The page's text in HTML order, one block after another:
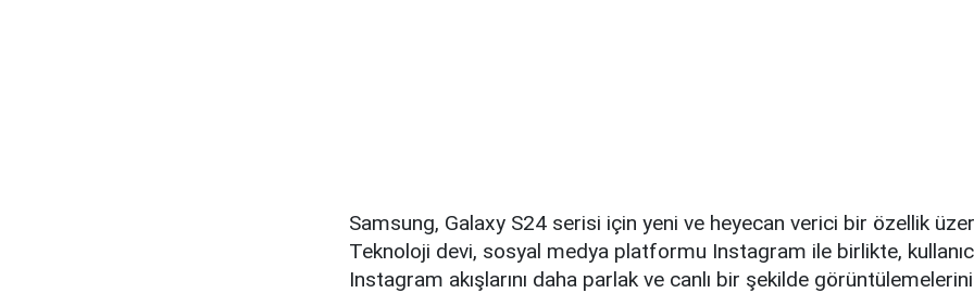
Samsung, Galaxy S24 serisi için yeni ve heyecan verici bir özellik
Teknoloji devi, sosyal medya platformu Instagram ile birlikte,
Instagram akışlarını daha parlak ve canlı bir şekilde